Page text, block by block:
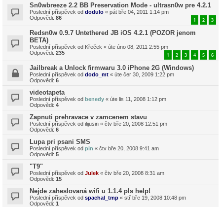
Sn0wbreeze 2.2 BB Preservation Mode - ultrasn0w pre 4.2.1
Poslední příspěvek od dodulo « pát bře 04, 2011 1:14 pm
Odpovědi: 86 1 2 3
Redsn0w 0.9.7 Untethered JB iOS 4.2.1 (POZOR jenom
BETA)
Poslední příspěvek od Křeček « úte úno 08, 2011 2:55 pm
Odpovědi: 235 1 2 3 4 5 6
Jailbreak a Unlock firmwaru 3.0 iPhone 2G (Windows)
Poslední příspěvek od dodo_mt « úte čer 30, 2009 1:22 pm
Odpovědi: 6
videotapeta
Poslední příspěvek od benedy « úte lis 11, 2008 1:12 pm
Odpovědi: 4
Zapnuti prehravace v zamcenem stavu
Poslední příspěvek od ilijusin « čtv bře 20, 2008 12:51 pm
Odpovědi: 6
Lupa pri psani SMS
Poslední příspěvek od pin « čtv bře 20, 2008 9:41 am
Odpovědi: 5
"T9"
Poslední příspěvek od Julek « čtv bře 20, 2008 8:31 am
Odpovědi: 15
Nejde zaheslovaná wifi u 1.1.4 pls help!
Poslední příspěvek od spachal_tmp « stř bře 19, 2008 10:48 pm
Odpovědi: 1